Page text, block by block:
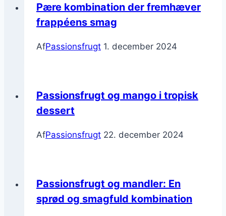
Pære kombination der fremhæver
frappéens smag
AfPassionsfrugt 1. december 2024
Passionsfrugt og mango i tropisk
dessert
AfPassionsfrugt 22. december 2024
Passionsfrugt og mandler: En
sprød og smagfuld kombination